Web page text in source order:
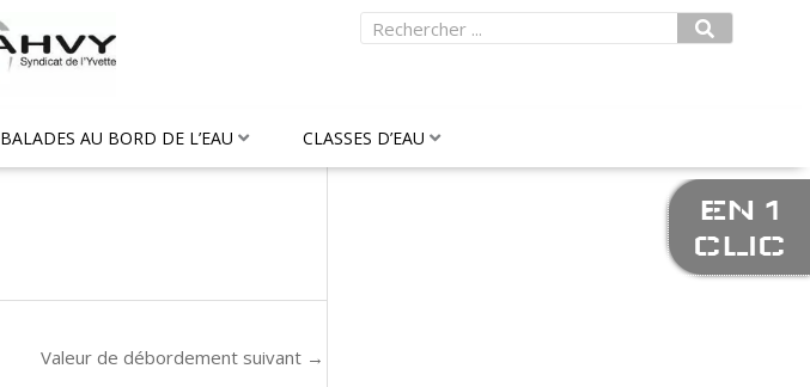
Rechercher
BALADES AU BORD DE L’EAU CLASSES D’EAU
Valeur de débordement suivant →
EN 1
CLIC